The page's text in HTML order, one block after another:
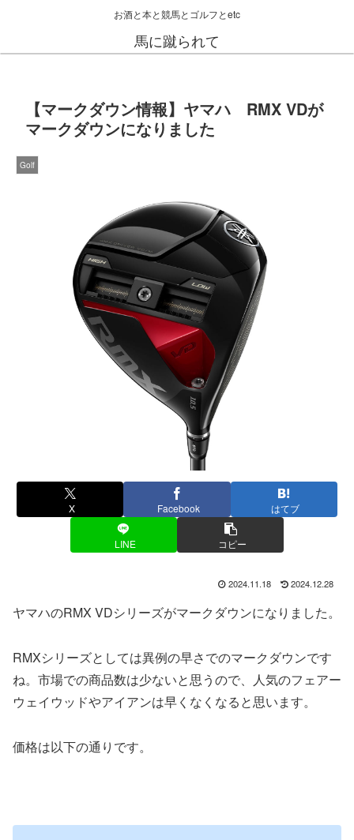
お酒と本と競馬とゴルフとetc
馬に蹴られて
【マークダウン情報】ヤマハ RMX VDが
マークダウンになりました
Golf
X Facebook はてブ
LINE コピー
2024.11.18 2024.12.28
ヤマハのRMX VDシリーズがマークダウンになりました。
RMXシリーズとしては異例の早さでのマークダウンです
ね。市場での商品数は少ないと思うので、人気のフェアー
ウェイウッドやアイアンは早くなくなると思います。
価格は以下の通りです。